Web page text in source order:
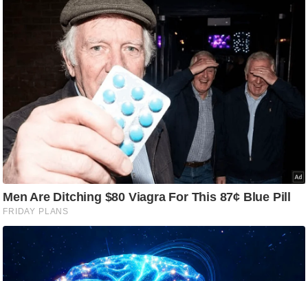
फ
स्टा
इ
ल
टे
क्नॉ
लॉ
ब्यू
टी